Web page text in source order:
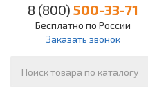
8 (800) 500-33-71
Бесплатно по России
Заказать звонок